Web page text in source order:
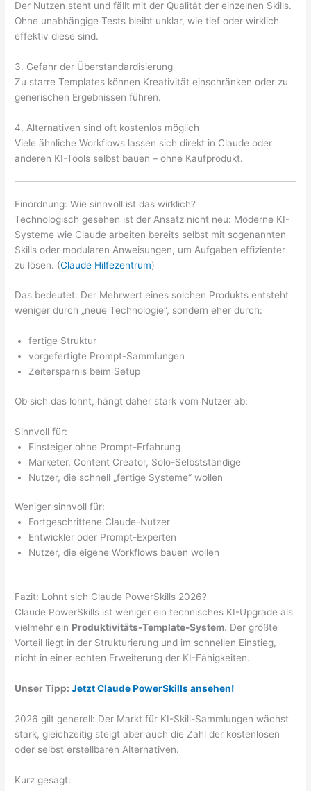
Der Nutzen steht und fällt mit der Qualität der einzelnen Skills.
Ohne unabhängige Tests bleibt unklar, wie tief oder wirklich
effektiv diese sind.
3. Gefahr der Überstandardisierung
Zu starre Templates können Kreativität einschränken oder zu
generischen Ergebnissen führen.
4. Alternativen sind oft kostenlos möglich
Viele ähnliche Workflows lassen sich direkt in Claude oder
anderen KI-Tools selbst bauen – ohne Kaufprodukt.
Einordnung: Wie sinnvoll ist das wirklich?
Technologisch gesehen ist der Ansatz nicht neu: Moderne KI-
Systeme wie Claude arbeiten bereits selbst mit sogenannten
Skills oder modularen Anweisungen, um Aufgaben effizienter
zu lösen. (Claude Hilfezentrum)
Das bedeutet: Der Mehrwert eines solchen Produkts entsteht
weniger durch „neue Technologie“, sondern eher durch:
fertige Struktur
vorgefertigte Prompt-Sammlungen
Zeitersparnis beim Setup
Ob sich das lohnt, hängt daher stark vom Nutzer ab:
Sinnvoll für:
Einsteiger ohne Prompt-Erfahrung
Marketer, Content Creator, Solo-Selbstständige
Nutzer, die schnell „fertige Systeme“ wollen
Weniger sinnvoll für:
Fortgeschrittene Claude-Nutzer
Entwickler oder Prompt-Experten
Nutzer, die eigene Workflows bauen wollen
Fazit: Lohnt sich Claude PowerSkills 2026?
Claude PowerSkills ist weniger ein technisches KI-Upgrade als
vielmehr ein Produktivitäts-Template-System. Der größte
Vorteil liegt in der Strukturierung und im schnellen Einstieg,
nicht in einer echten Erweiterung der KI-Fähigkeiten.
Unser Tipp:Jetzt Claude PowerSkills ansehen!
2026 gilt generell: Der Markt für KI-Skill-Sammlungen wächst
stark, gleichzeitig steigt aber auch die Zahl der kostenlosen
oder selbst erstellbaren Alternativen.
Kurz gesagt: